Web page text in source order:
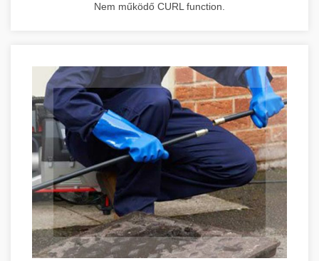
Nem működő CURL function.